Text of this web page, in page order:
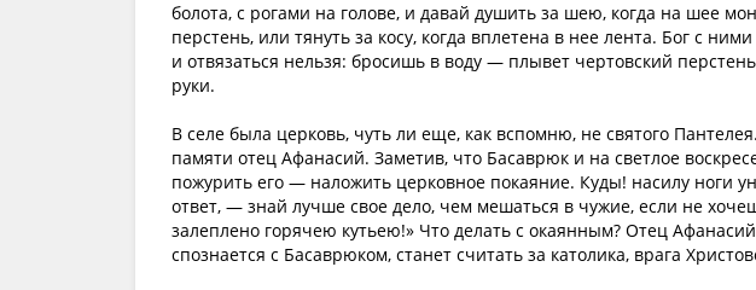
болота, с рогами на голове, и давай душить за шею, когда на шее
перстень, или тянуть за косу, когда вплетена в нее лента. Бог с
и отвязаться нельзя: бросишь в воду — плывет чертовский
руки.
В селе была церковь, чуть ли еще, как вспомню, не святого
памяти отец Афанасий. Заметив, что Басаврюк и на светлое
пожурить его — наложить церковное покаяние. Куды! насилу ноги
ответ, — знай лучше свое дело, чем мешаться в чужие, если не
залеплено горячею кутьею!» Что делать с окаянным? Отец Афанасий
спознается с Басаврюком, станет считать за католика, врага